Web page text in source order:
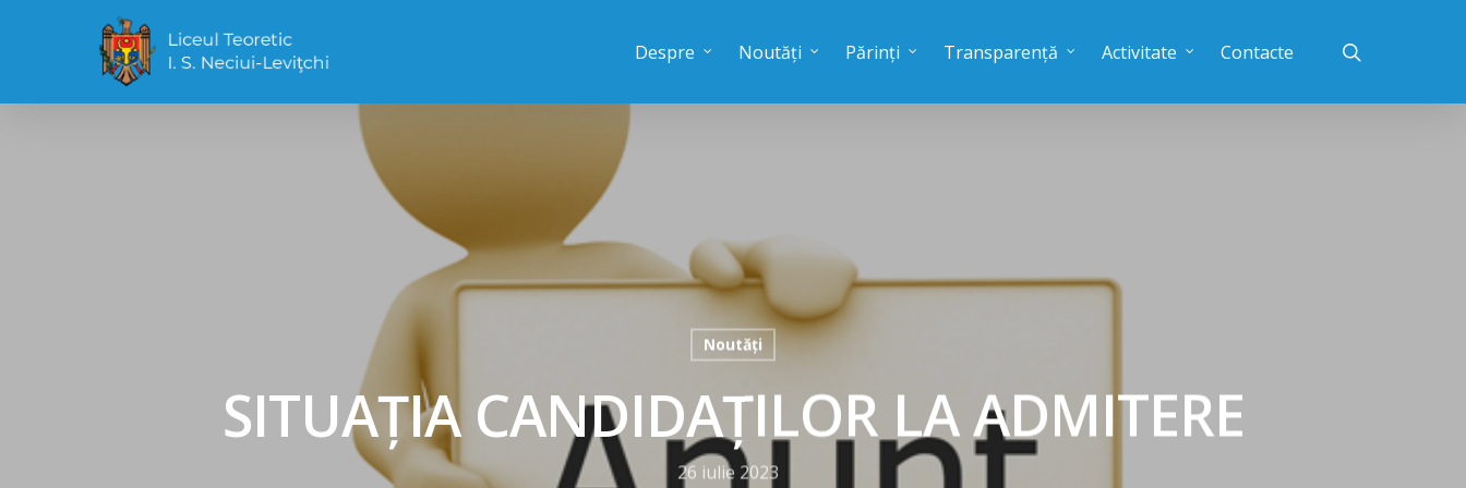
Despre Noutăți Părinți Transparență Activitate Contacte
Noutăți
SITUAȚIA CANDIDAȚILOR LA ADMITERE
26 iulie 2023